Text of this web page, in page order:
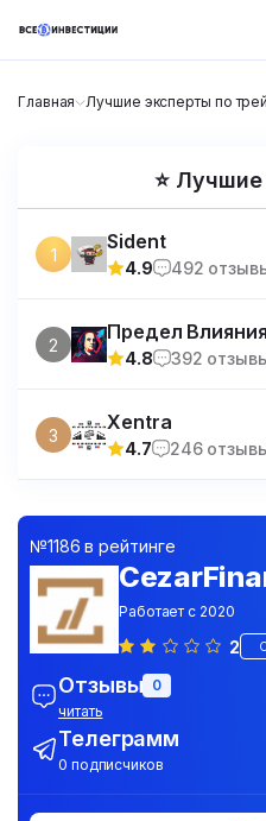
Главная Лучшие эксперты по
⭐
1
Sident
4.9 492
2
Предел Влияния
4.8 392
3
Xentra
4.7 246
№1186 в рейтинге
Работает с 2020
2
Отзывы 0
читать
Телеграмм
0 подписчиков